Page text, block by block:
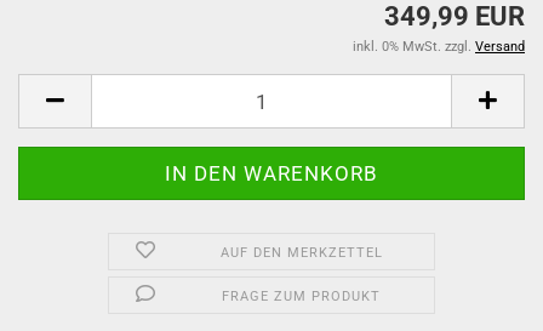
349,99 EUR
inkl. 0% MwSt. zzgl. Versand
AUF DEN MERKZETTEL
FRAGE ZUM PRODUKT